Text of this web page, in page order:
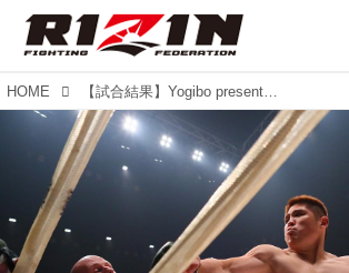
HOME 【試合結果】Yogibo presents RIZIN.24 第3試合／スダリオ剛 vs. ディラン・ジェイムス